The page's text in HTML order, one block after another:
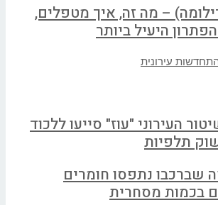
– מה זה, איך מטפלים,
היעיל ביותר
העירוני "עוז" סייעו ללכוד
תלפיות
שברכבו נתפסו חומרים
בכמות מסחרית